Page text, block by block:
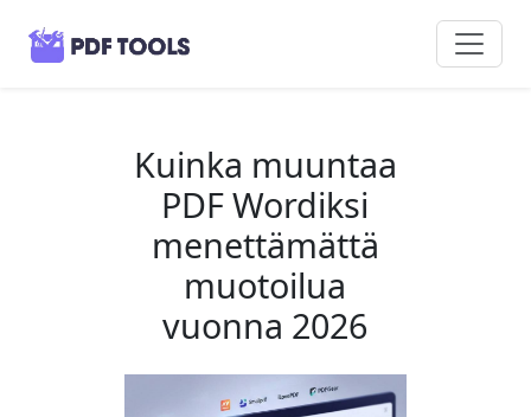
Kuinka muuntaa
PDF Wordiksi
menettämättä
muotoilua
vuonna 2026